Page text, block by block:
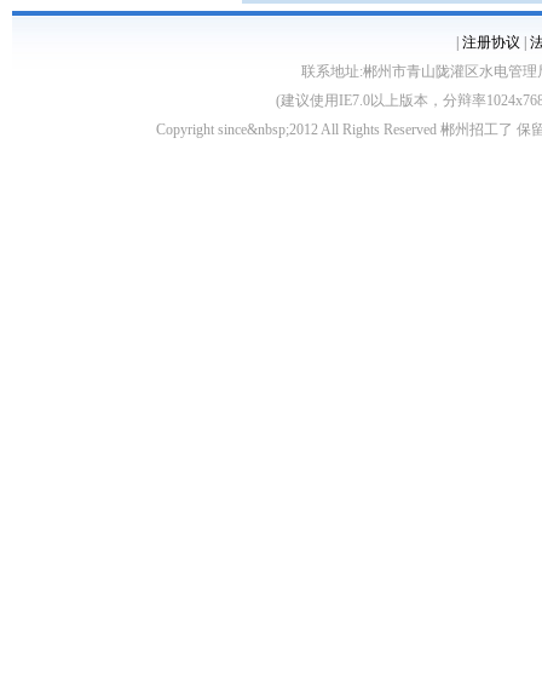
注册协议
联系地址:郴州市青山陇灌区水电管理
(建议使用IE7.0以上版本，分辩率
Copyright since&nbsp;2012 All Rights Reserved 郴州招工了